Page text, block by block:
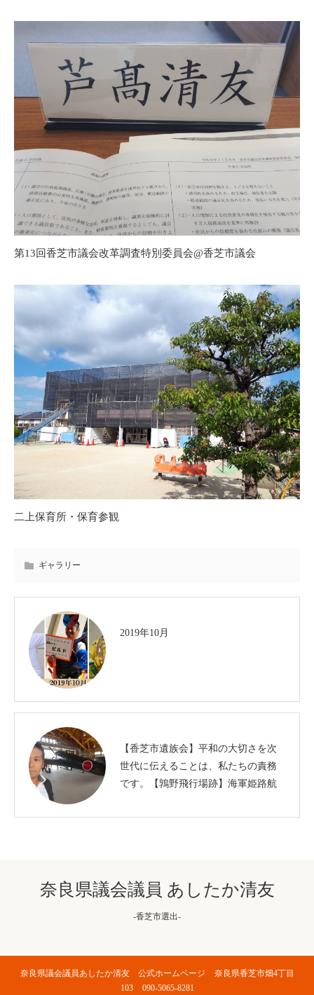
第13回香芝市議会改革調査特別委員会@香芝市議会
二上保育所・保育参観
ギャラリー
2019年10月
【香芝市遺族会】平和の大切さを次
世代に伝えることは、私たちの責務
です。【鶉野飛行場跡】海軍姫路航
奈良県議会議員 あしたか清友
-香芝市選出-
奈良県議会議員あしたか清友 公式ホームページ
奈良県香芝市畑4丁目
103
090-5065-8281